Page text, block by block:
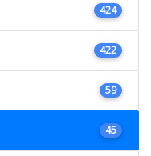
424
422
59
45